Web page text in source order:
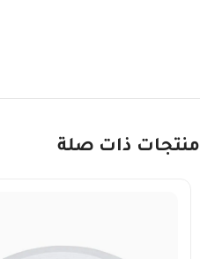
منتجات ذات صلة